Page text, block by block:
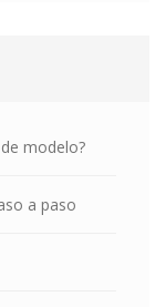
modelo?
a paso